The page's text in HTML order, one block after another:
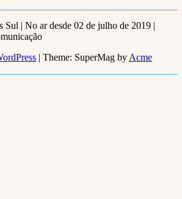
Sul | No ar desde 02 de julho de 2019 |
| Theme: SuperMag by Acme